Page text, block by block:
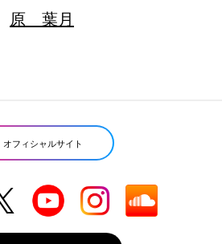
原 葉月
オフィシャルサイト